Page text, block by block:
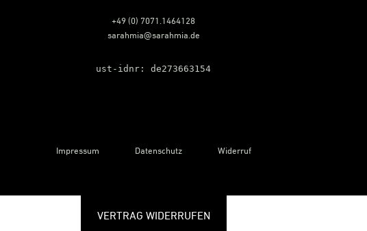
+49 (0) 7071.1464128
sarahmia@sarahmia.de
ust-idnr: de273663154
Impressum Datenschutz Widerruf
VERTRAG WIDERRUFEN